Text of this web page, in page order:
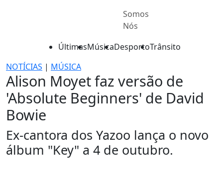
Somos
Nós
ÚltimasMúsicaDesportoTrânsito
NOTÍCIAS | MÚSICA
Alison Moyet faz versão de
'Absolute Beginners' de David
Bowie
Ex-cantora dos Yazoo lança o novo
álbum "Key" a 4 de outubro.